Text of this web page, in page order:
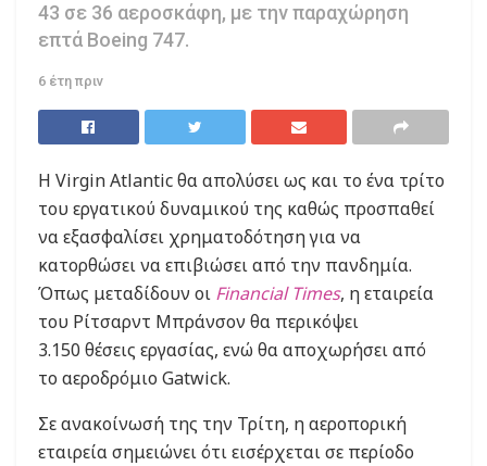
43 σε 36 αεροσκάφη, με την παραχώρηση
επτά Boeing 747.
6 έτη πριν
Η Virgin Atlantic θα απολύσει ως και το ένα τρίτο
του εργατικού δυναμικού της καθώς προσπαθεί
να εξασφαλίσει χρηματοδότηση για να
κατορθώσει να επιβιώσει από την πανδημία.
Όπως μεταδίδoυν οι Financial Times, η εταιρεία
του Ρίτσαρντ Μπράνσον θα περικόψει
3.150 θέσεις εργασίας, ενώ θα αποχωρήσει από
το αεροδρόμιο Gatwick.
Σε ανακοίνωσή της την Τρίτη, η αεροπορική
εταιρεία σημειώνει ότι εισέρχεται σε περίοδο